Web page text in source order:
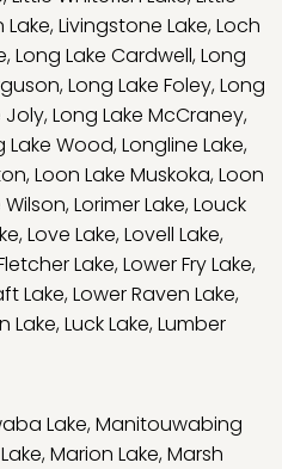
Lake,Livingstone Lake,Loch
,Long Lake Cardwell,Long
,Long Lake Foley,Long
Joly,Long Lake McCraney,
Lake Wood,Longline Lake,
,Loon Lake Muskoka,Loon
Wilson,Lorimer Lake,Louck
,Love Lake,Lovell Lake,
Lake,Lower Fry Lake,
Lake,Lower Raven Lake,
Lake,Luck Lake,Lumber
Lake,Manitouwabing
,Marion Lake,Marsh